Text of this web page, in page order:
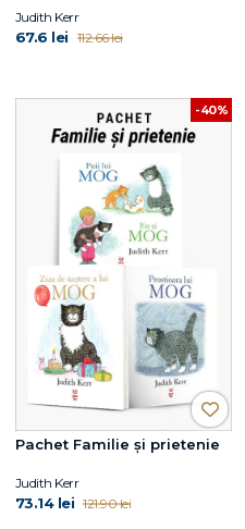
Judith Kerr
67.6 lei 112.66 lei
-40%
Pachet Familie și prietenie
Judith Kerr
73.14 lei 121.90 lei